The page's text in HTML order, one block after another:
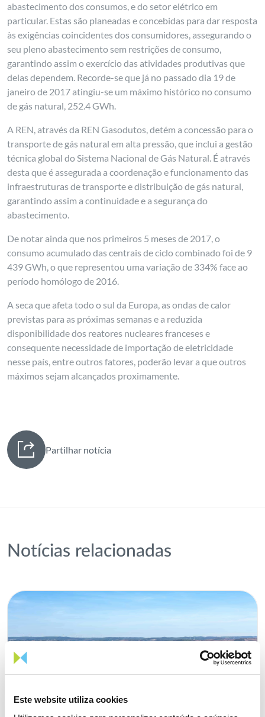
Este website utiliza cookies
abastecimento dos consumos, e do setor elétrico em
particular. Estas são planeadas e concebidas para dar resposta
às exigências coincidentes dos consumidores, assegurando o
seu pleno abastecimento sem restrições de consumo,
garantindo assim o exercício das atividades produtivas que
delas dependem. Recorde-se que já no passado dia 19 de
janeiro de 2017 atingiu-se um máximo histórico no consumo
de gás natural, 252.4 GWh.
A REN, através da REN Gasodutos, detém a concessão para o
transporte de gás natural em alta pressão, que inclui a gestão
técnica global do Sistema Nacional de Gás Natural. É através
desta que é assegurada a coordenação e funcionamento das
infraestruturas de transporte e distribuição de gás natural,
garantindo assim a continuidade e a segurança do
abastecimento.
De notar ainda que nos primeiros 5 meses de 2017, o
consumo acumulado das centrais de ciclo combinado foi de 9
439 GWh, o que representou uma variação de 334% face ao
período homólogo de 2016.
A seca que afeta todo o sul da Europa, as ondas de calor
previstas para as próximas semanas e a reduzida
disponibilidade dos reatores nucleares franceses e
consequente necessidade de importação de eletricidade
nesse país, entre outros fatores, poderão levar a que outros
máximos sejam alcançados proximamente.
Partilhar notícia
Notícias relacionadas